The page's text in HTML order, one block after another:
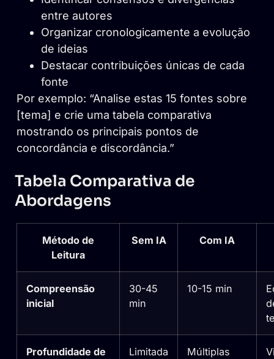
entre autores
Organizar cronologicamente a evolução
de ideias
Destacar contribuições únicas de cada
fonte
Por exemplo: “Analise estas 15 fontes sobre
[tema] e crie uma tabela comparativa
mostrando os principais pontos de
concordância e discordância.”
Tabela Comparativa de
Abordagens
Método de
Leitura
Sem IA Com IA
Compreensão
inicial
30-45
min
10-15 min
Profundidade de
Limitada
Múltiplas